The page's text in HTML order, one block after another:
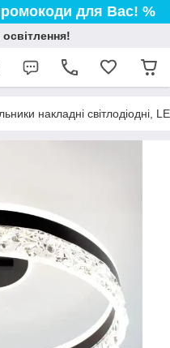
для Вас! %
накладні світлодіодні,